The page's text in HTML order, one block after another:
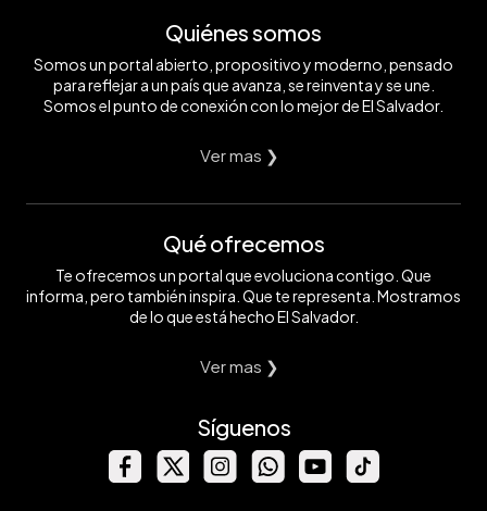
Quiénes somos
Somos un portal abierto, propositivo y moderno, pensado
para reflejar a un país que avanza, se reinventa y se une.
Somos el punto de conexión con lo mejor de El Salvador.
Ver mas ❯
Qué ofrecemos
Te ofrecemos un portal que evoluciona contigo. Que
informa, pero también inspira. Que te representa. Mostramos
de lo que está hecho El Salvador.
Ver mas ❯
Síguenos